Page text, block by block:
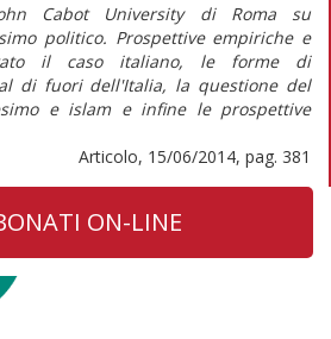
Cabot University di Roma su
politico. Prospettive empiriche e
il caso italiano, le forme di
di fuori dell'Italia, la questione del
e islam e infine le prospettive
Articolo, 15/06/2014, pag. 381
ON-LINE